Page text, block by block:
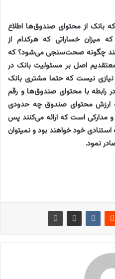
بانک از محتوای صندوق‌ها اطلاع
میزان خساراتی که هرکدام از
چگونه صحت‌سنجی می‌شود؟ که
اصل بر مسئولیت بانک در
نیست که حتما مشتری بانک
رابطه با محتوای صندوق‌ها و رقم
ارزش محتوای صندوق چه حدودی
مدارکی است که ارائه می‌کنند پس
استنادی خود خواهند بود و نمیتوان
نمود.